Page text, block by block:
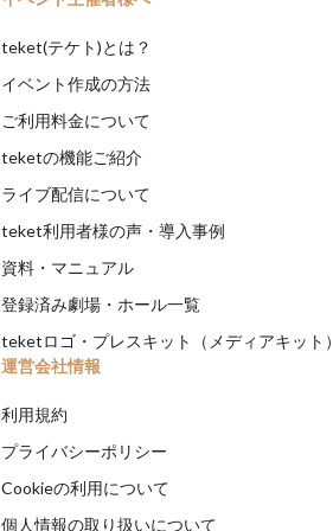
teket(テケト)とは？
イベント作成の方法
ご利用料金について
teketの機能ご紹介
ライブ配信について
teket利用者様の声・導入事例
資料・マニュアル
登録済み劇場・ホール一覧
teketロゴ・プレスキット（メディアキット）
運営会社情報
利用規約
プライバシーポリシー
Cookieの利用について
個人情報の取り扱いについて